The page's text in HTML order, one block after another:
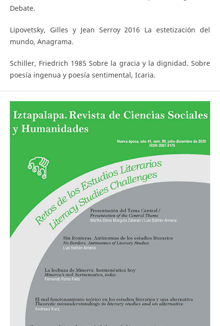
Debate.
Lipovetsky, Gilles y Jean Serroy 2016 La estetización del
mundo, Anagrama.
Schiller, Friedrich 1985 Sobre la gracia y la dignidad. Sobre
poesía ingenua y poesía sentimental, Icaria.